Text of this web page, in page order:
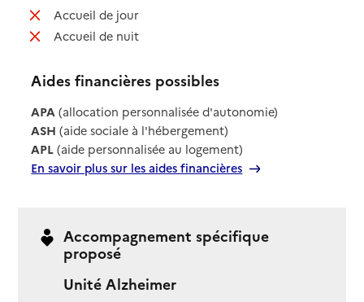
Accueil de jour: non disponible
Accueil de nuit: non disponible
Aides financières possibles
APA (allocation personnalisée d'autonomie)
ASH (aide sociale à l'hébergement)
APL (aide personnalisée au logement)
En savoir plus sur les aides financières
Accompagnement spécifique
proposé
Unité Alzheimer